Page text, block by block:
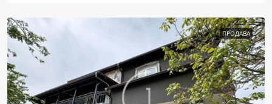
ПРОДАВА